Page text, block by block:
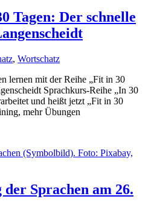
Tagen: Der schnelle
, Wortschatz
lernen mit der Reihe „Fit in 30
Sprachkurs-Reihe „In 30
und heißt jetzt „Fit in 30
mehr Übungen
Sprachen am 26.